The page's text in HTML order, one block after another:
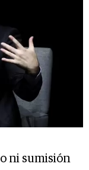
ni sumisión